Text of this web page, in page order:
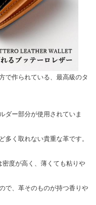
で作られている、最高級のタ
ダー部分が使用されていま
多く取れない貴重な革です。
度が高く、薄くても粘りや
で、革そのものが持つ香りや